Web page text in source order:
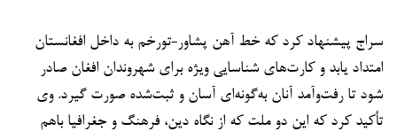
سراج پیشنهاد کرد که خط آهن پشاور-تورخم به داخل افغانستان
امتداد یابد و کارت‌های شناسایی ویژه برای شهروندان افغان صادر
شود تا رفت‌وآمد آنان به‌گونه‌ای آسان و ثبت‌شده صورت گیرد. وی
تأکید کرد که این دو ملت که از نگاه دین، فرهنگ و جغرافیا باهم